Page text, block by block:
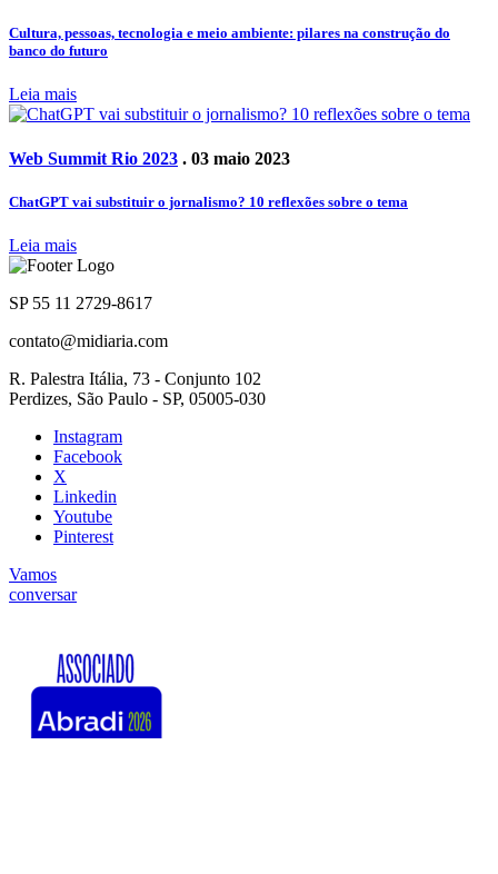
Cultura, pessoas, tecnologia e meio ambiente: pilares na construção do
banco do futuro
Leia mais
Web Summit Rio 2023 . 03 maio 2023
ChatGPT vai substituir o jornalismo? 10 reflexões sobre o tema
Leia mais
SP 55 11 2729-8617
contato@midiaria.com
R. Palestra Itália, 73 - Conjunto 102
Perdizes, São Paulo - SP, 05005-030
Instagram
Facebook
X
Linkedin
Youtube
Pinterest
Vamos
conversar